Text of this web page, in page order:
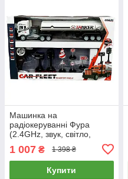
Машинка на
радіокеруванні Фура
(2.4GHz, звук, світло,
дорожні знаки) G263826-
GM1960
1 007 ₴ 1 398 ₴
Купити